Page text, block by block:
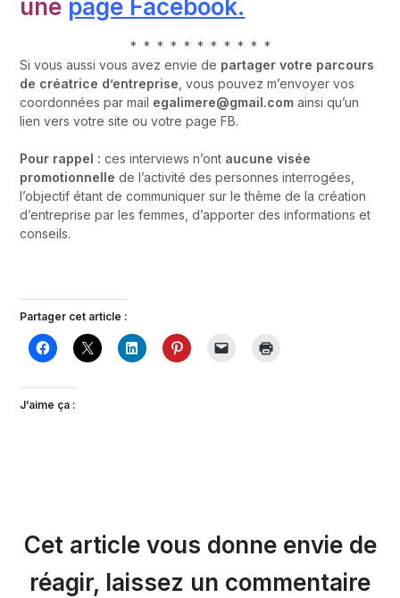
une page Facebook.
* * * * * * * * * * *
Si vous aussi vous avez envie de partager votre parcours
de créatrice d’entreprise , vous pouvez m’envoyer vos
coordonnées par mail egalimere@gmail.comainsi qu’un
lien vers votre site ou votre page FB.
Pour rappel : ces interviews n’ont aucune visée
promotionnelle de l’activité des personnes interrogées,
l’objectif étant de communiquer sur le thème de la création
d’entreprise par les femmes, d’apporter des informations et
conseils.
Partager cet article :
J’aime ça :
Cet article vous donne envie de
réagir, laissez un commentaire